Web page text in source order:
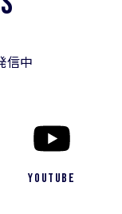
信中
YouTube